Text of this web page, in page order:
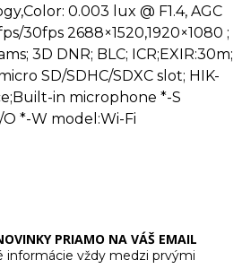
0.003 lux @ F1.4, AGC
30fps 2688×1520,1920×1080 ;
3D DNR; BLC; ICR;EXIR:30m;
SD/SDHC/SDXC slot; HIK-
in microphone *-S
*-W model:Wi-Fi
PRIAMO NA VÁŠ EMAIL
informácie vždy medzi prvými